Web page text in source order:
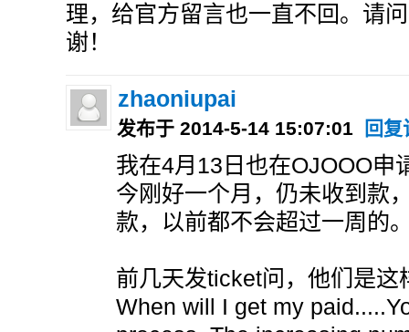
理，给官方留言也一直不回。请
谢！
zhaoniupai
发布于 2014-5-14 15:07:01 回
我在4月13日也在OJOOO申
今刚好一个月，仍未收到款
款，以前都不会超过一周的
前几天发ticket问，他们是这
When will I get my